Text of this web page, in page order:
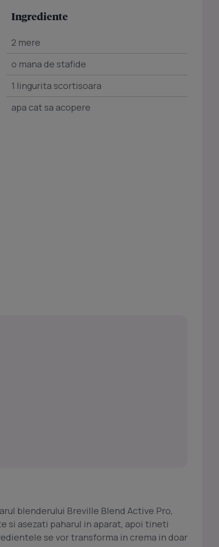
Ingrediente
2 mere
o mana de stafide
1 lingurita scortisoara
apa cat sa acopere
blenderului Breville Blend Active Pro,
si asezati paharul in aparat, apoi tineti
se vor transforma in crema in doar